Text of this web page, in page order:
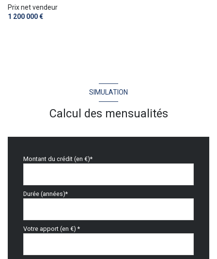
Prix net vendeur
1 200 000 €
SIMULATION
Calcul des mensualités
Montant du crédit (en €)*
Durée (années)*
Votre apport (en €) *